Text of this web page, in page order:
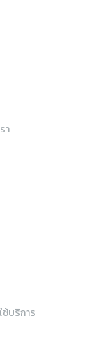
า
ช้บริการ